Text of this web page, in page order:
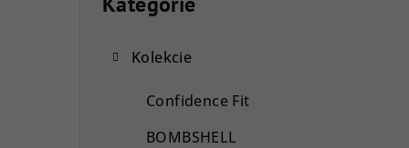
kategórie
Kolekcie
Confidence Fit
BOMBSHELL